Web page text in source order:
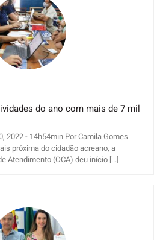
do ano com mais de 7 mil
2022 - 14h54min Por Camila Gomes
próxima do cidadão acreano, a
Atendimento (OCA) deu início [...]